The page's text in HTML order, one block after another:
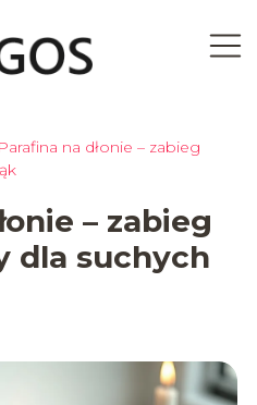
Parafina na dłonie – zabieg
– zabieg
dla suchych